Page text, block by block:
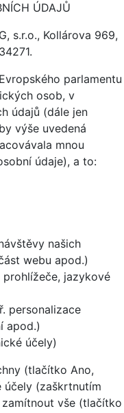
ÚDAJŮ
s.r.o., Kollárova 969,
parlamentu
osob, v
údajů (dále jen
výše uvedená
mnou
údaje), a to:
našich
webu apod.)
jazykové
personalizace
apod.)
účely)
(tlačítko Ano,
účely (zaškrtnutím
vše (tlačítko